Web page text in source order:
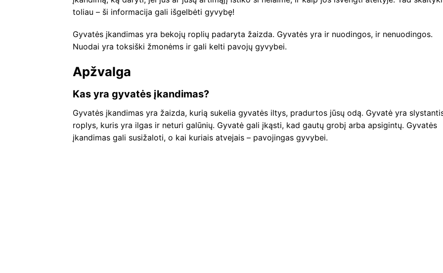
toliau – ši informacija gali išgelbėti gyvybę!
Gyvatės įkandimas yra bekojų roplių padaryta žaizda. Gyvatės yra ir nuodingos, ir nenuodingos.
Nuodai yra toksiški žmonėms ir gali kelti pavojų gyvybei.
Apžvalga
Kas yra gyvatės įkandimas?
Gyvatės įkandimas yra žaizda, kurią sukelia gyvatės iltys, pradurtos jūsų odą. Gyvatė yra
roplys, kuris yra ilgas ir neturi galūnių. Gyvatė gali įkąsti, kad gautų grobį arba apsigintų. Gyvatės
įkandimas gali susižaloti, o kai kuriais atvejais – pavojingas gyvybei.